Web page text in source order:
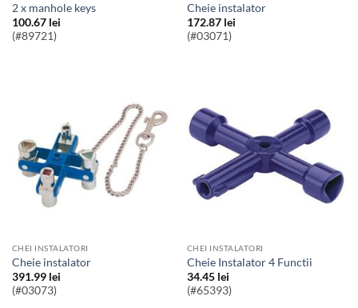
2 x manhole keys
100.67 lei
(#89721)
Cheie instalator
172.87 lei
(#03071)
CHEI INSTALATORI
Cheie instalator
391.99 lei
(#03073)
CHEI INSTALATORI
Cheie Instalator 4 Functii
34.45 lei
(#65393)